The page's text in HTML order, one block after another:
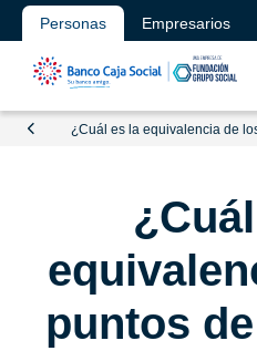
Personas Empresarios
¿Cuál es la equivalencia de
puntos